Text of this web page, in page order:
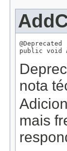
@Deprecated
public void
nota
mais